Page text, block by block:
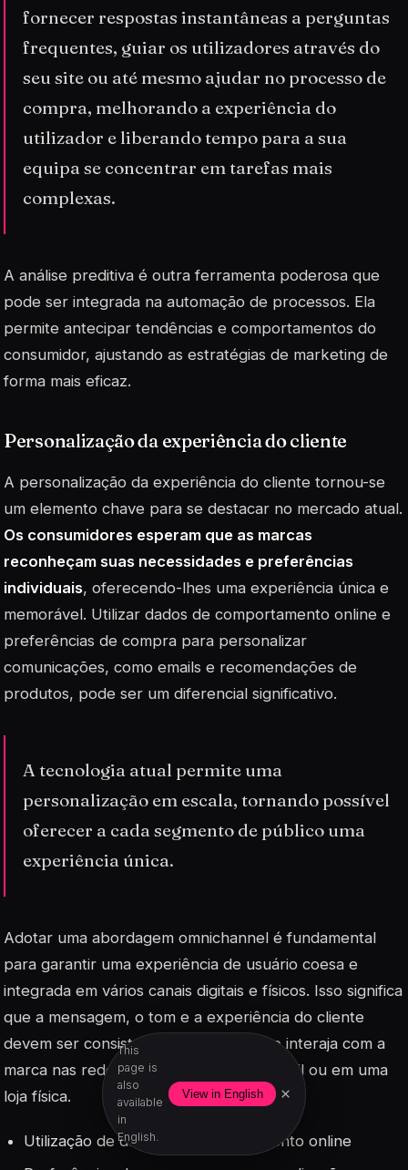
This
page is
also
available
in
English.
View in English ×
fornecer respostas instantâneas a perguntas
frequentes, guiar os utilizadores através do
seu site ou até mesmo ajudar no processo de
compra, melhorando a experiência do
utilizador e liberando tempo para a sua
equipa se concentrar em tarefas mais
complexas.
A análise preditiva é outra ferramenta poderosa que
pode ser integrada na automação de processos. Ela
permite antecipar tendências e comportamentos do
consumidor, ajustando as estratégias de marketing de
forma mais eficaz.
Personalização da experiência do cliente
A personalização da experiência do cliente tornou-se
um elemento chave para se destacar no mercado atual.
Os consumidores esperam que as marcas
reconheçam suas necessidades e preferências
individuais, oferecendo-lhes uma experiência única e
memorável. Utilizar dados de comportamento online e
preferências de compra para personalizar
comunicações, como emails e recomendações de
produtos, pode ser um diferencial significativo.
A tecnologia atual permite uma
personalização em escala, tornando possível
oferecer a cada segmento de público uma
experiência única.
Adotar uma abordagem omnichannel é fundamental
para garantir uma experiência de usuário coesa e
integrada em vários canais digitais e físicos. Isso significa
que a mensagem, o tom e a experiência do cliente
devem ser consistentes, quer o cliente interaja com a
marca nas redes sociais, no site, por email ou em uma
loja física.
Utilização de dados de comportamento online